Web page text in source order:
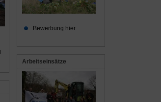
Bewerbung hier
Arbeitseinsätze